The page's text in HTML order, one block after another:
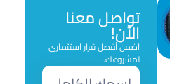
تواصل معنا
الآن!
اضمن أفضل قرار استثماري
لمشروعك.